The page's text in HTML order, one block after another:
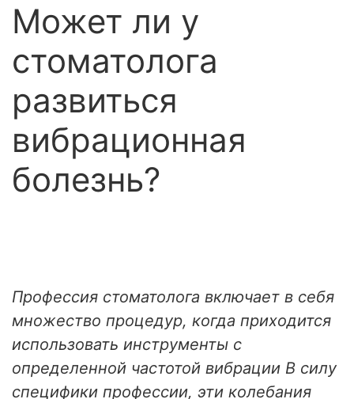
Может ли у
стоматолога
развиться
вибрационная
болезнь?
Профессия стоматолога включает в себя
множество процедур, когда приходится
использовать инструменты с
определенной частотой вибрации В силу
специфики профессии, эти колебания